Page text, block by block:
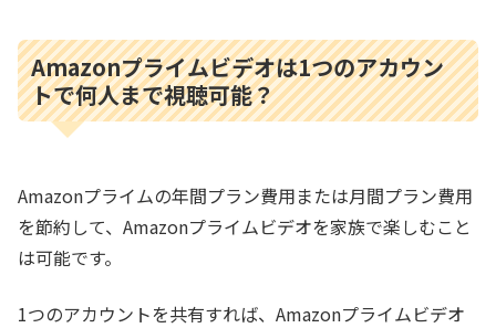
Amazonプライムビデオは1つのアカウン
トで何人まで視聴可能？
Amazonプライムの年間プラン費用または月間プラン費用
を節約して、Amazonプライムビデオを家族で楽しむこと
は可能です。
1つのアカウントを共有すれば、Amazonプライムビデオ